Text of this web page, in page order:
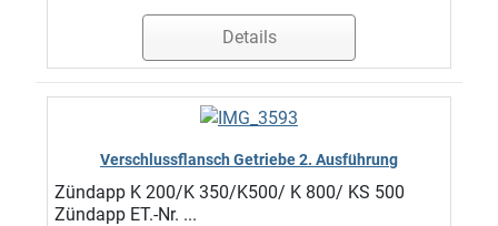
Details
Verschlussflansch Getriebe 2. Ausführung
Zündapp K 200/K 350/K500/ K 800/ KS 500
Zündapp ET.-Nr. ...